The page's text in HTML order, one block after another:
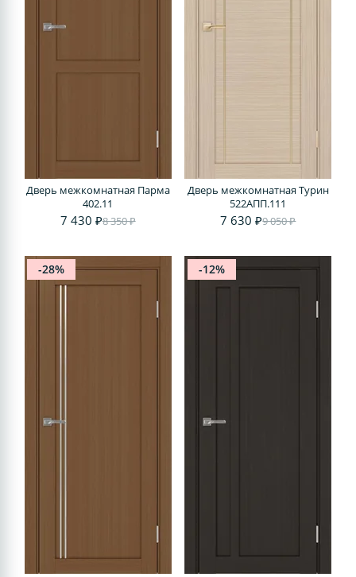
Дверь межкомнатная Парма
402.11
7 430 ₽8 350 ₽
Дверь межкомнатная Турин
522AПП.111
7 630 ₽9 050 ₽
-28% -12%